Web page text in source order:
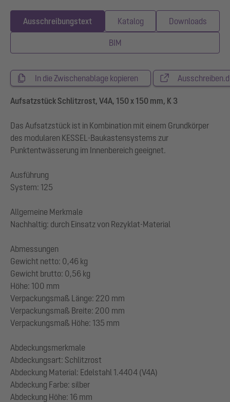
Ausschreibungstext Katalog Downloads
BIM
In die Zwischenablage kopieren
Aufsatzstück Schlitzrost, V4A, 150 x 150 mm, K 3
Das Aufsatzstück ist in Kombination mit einem Grundkörper
des modularen KESSEL-Baukastensystems zur
Punktentwässerung im Innenbereich geeignet.
Ausführung
System: 125
Allgemeine Merkmale
Nachhaltig: durch Einsatz von Rezyklat-Material
Abmessungen
Gewicht netto: 0,46 kg
Gewicht brutto: 0,56 kg
Höhe: 100 mm
Verpackungsmaß Länge: 220 mm
Verpackungsmaß Breite: 200 mm
Verpackungsmaß Höhe: 135 mm
Abdeckungsmerkmale
Abdeckungsart: Schlitzrost
Abdeckung Material: Edelstahl 1.4404 (V4A)
Abdeckung Farbe: silber
Abdeckung Höhe: 16 mm